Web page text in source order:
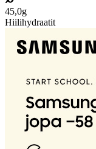
45,0g
Hiilihydraatit